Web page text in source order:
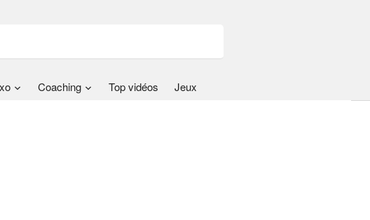
Coaching Top vidéos Jeux